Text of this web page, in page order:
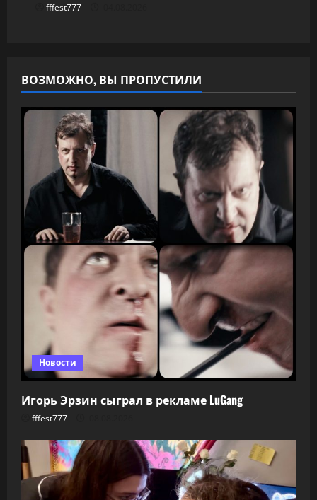
fffest777
ВОЗМОЖНО, ВЫ ПРОПУСТИЛИ
Новости
Игорь Эрзин сыграл в рекламе LuGang
fffest777